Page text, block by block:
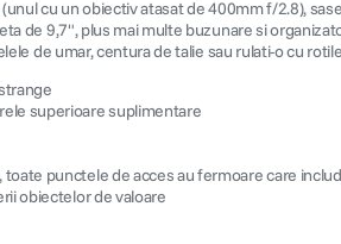
cu un obiectiv atasat de 400mm f/2.8),
de 9,7", plus mai multe buzunare si
de umar, centura de talie sau rulati-o cu
superioare suplimentare
punctele de acces au fermoare care
obiectelor de valoare